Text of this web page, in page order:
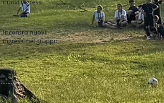
nuovi ingressi
Incontro nuovi
ingressi nel gruppo